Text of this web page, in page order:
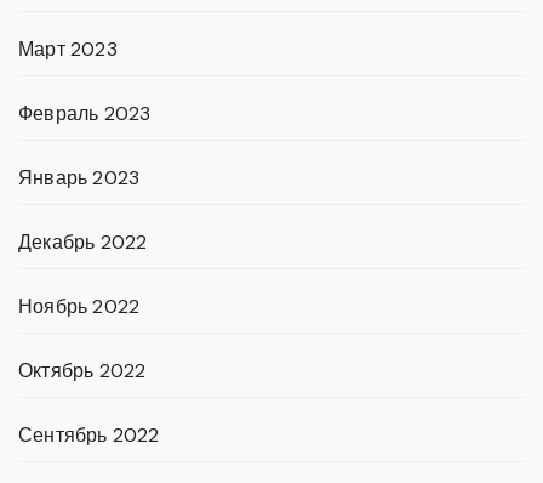
Март 2023
Февраль 2023
Январь 2023
Декабрь 2022
Ноябрь 2022
Октябрь 2022
Сентябрь 2022